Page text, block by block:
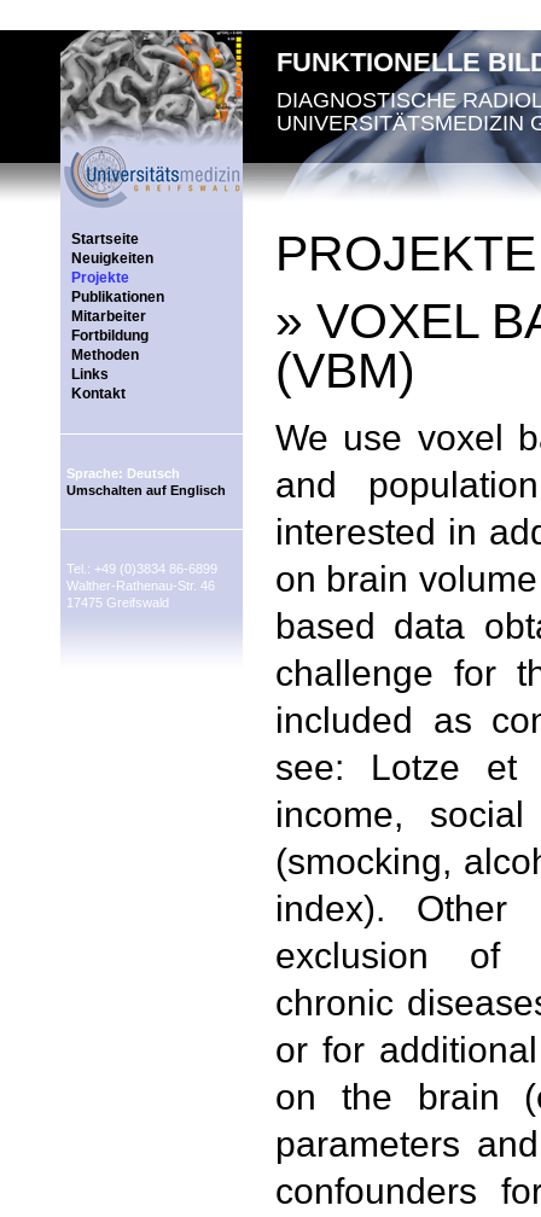
FUNKTIONELLE
DIAGNOSTISCHE
UNIVERSITÄTSMEDIZIN
Startseite
Neuigkeiten
Projekte
Publikationen
Mitarbeiter
Fortbildung
Methoden
Links
Kontakt
Sprache: Deutsch
Umschalten auf Englisch
Tel.: +49 (0)3834 86-6899
Walther-Rathenau-Str. 46
17475 Greifswald
PROJEKTE
» VOXEL
(VBM)
We use voxel
and
interested in
on brain
based data
challenge for
included as
see: Lotze et
income,
(smocking,
index). Other
exclusion of
chronic
or for
on the brain
parameters
confounders